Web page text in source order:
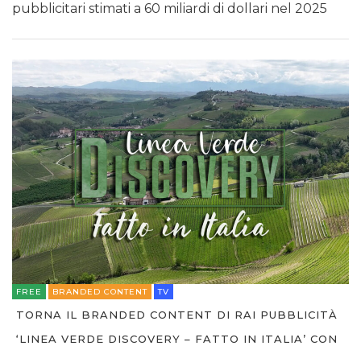
pubblicitari stimati a 60 miliardi di dollari nel 2025
FREE BRANDED CONTENT TV
TORNA IL BRANDED CONTENT DI RAI PUBBLICITÀ
‘LINEA VERDE DISCOVERY – FATTO IN ITALIA’ CON